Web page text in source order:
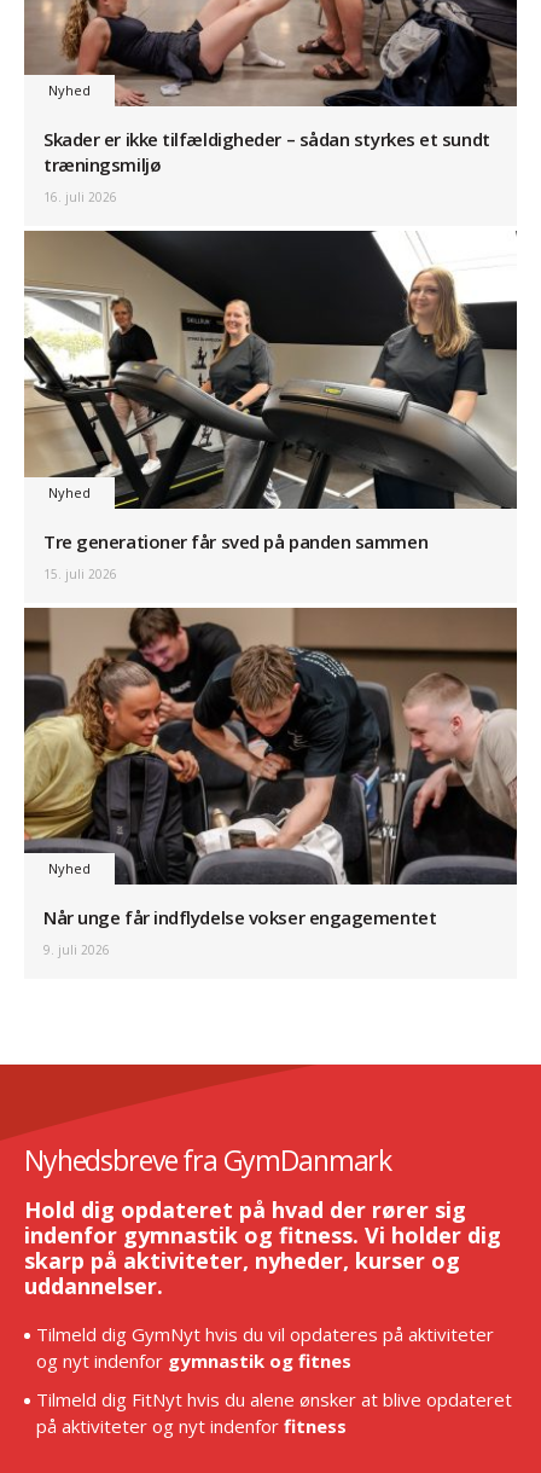
Nyhed
Skader er ikke tilfældigheder – sådan styrkes et sundt
træningsmiljø
16. juli 2026
Nyhed
Tre generationer får sved på panden sammen
15. juli 2026
Nyhed
Når unge får indflydelse vokser engagementet
9. juli 2026
Nyhedsbreve fra GymDanmark
Hold dig opdateret på hvad der rører sig
indenfor gymnastik og fitness. Vi holder dig
skarp på aktiviteter, nyheder, kurser og
uddannelser.
Tilmeld dig GymNyt hvis du vil opdateres på aktiviteter
og nyt indenfor gymnastik og fitnes
Tilmeld dig FitNyt hvis du alene ønsker at blive opdateret
på aktiviteter og nyt indenfor fitness